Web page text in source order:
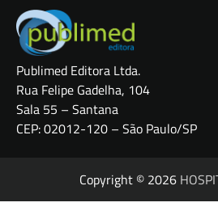
Publimed Editora Ltda.
Rua Felipe Gadelha, 104
Sala 55 – Santana
CEP: 02012-120 – São Paulo/SP
Copyright © 2026